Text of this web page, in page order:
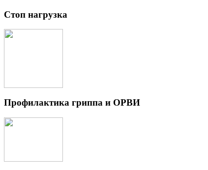
Стоп нагрузка
Профилактика гриппа и ОРВИ